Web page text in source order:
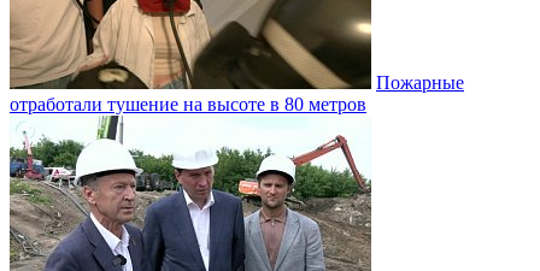
Пожарные
отработали тушение на высоте в 80 метров